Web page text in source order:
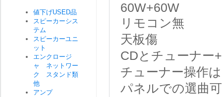
60W+60W
リモコン無
天板傷
CDとチューナー
チューナー操作
パネルでの選曲
値下げUSED品
スピーカーシス
テム
スピーカーユニ
ット
エンクロージ
ャ ネットワー
ク スタンド類
他
アンプ